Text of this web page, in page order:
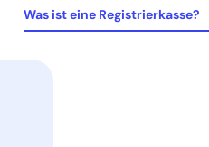
Was ist eine Registrierkasse?